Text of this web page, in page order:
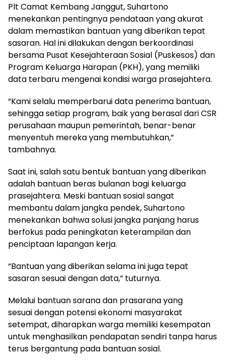
Plt Camat Kembang Janggut, Suhartono
menekankan pentingnya pendataan yang akurat
dalam memastikan bantuan yang diberikan tepat
sasaran. Hal ini dilakukan dengan berkoordinasi
bersama Pusat Kesejahteraan Sosial (Puskesos) dan
Program Keluarga Harapan (PKH), yang memiliki
data terbaru mengenai kondisi warga prasejahtera.
“Kami selalu memperbarui data penerima bantuan,
sehingga setiap program, baik yang berasal dari CSR
perusahaan maupun pemerintah, benar-benar
menyentuh mereka yang membutuhkan,”
tambahnya.
Saat ini, salah satu bentuk bantuan yang diberikan
adalah bantuan beras bulanan bagi keluarga
prasejahtera. Meski bantuan sosial sangat
membantu dalam jangka pendek, Suhartono
menekankan bahwa solusi jangka panjang harus
berfokus pada peningkatan keterampilan dan
penciptaan lapangan kerja.
“Bantuan yang diberikan selama ini juga tepat
sasaran sesuai dengan data,” tuturnya.
Melalui bantuan sarana dan prasarana yang
sesuai dengan potensi ekonomi masyarakat
setempat, diharapkan warga memiliki kesempatan
untuk menghasilkan pendapatan sendiri tanpa harus
terus bergantung pada bantuan sosial.